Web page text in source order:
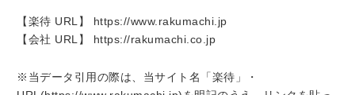
【楽待 URL】 https://www.rakumachi.jp
【会社 URL】 https://rakumachi.co.jp
※当データ引用の際は、当サイト名「楽待」・